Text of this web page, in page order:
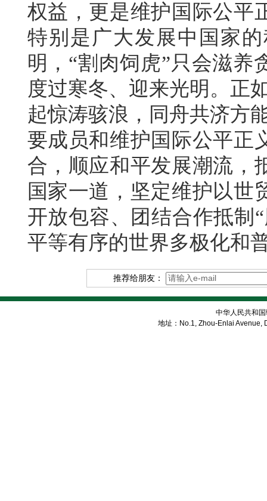
权益，更是维护国际公平
特别是广大发展中国家
明，“割肉饲虎”只会滋养
度过寒冬、迎来光明。正
起惊涛骇浪，同舟共济方
要成员和维护国际公平正
合，顺应和平发展潮流，
国家一道，坚定维护以世
开放包容、团结合作抵制
平等有序的世界多极化和
推荐给朋友：
中华人民共和
地址：No.1, Zhou-Enlai Avenue,